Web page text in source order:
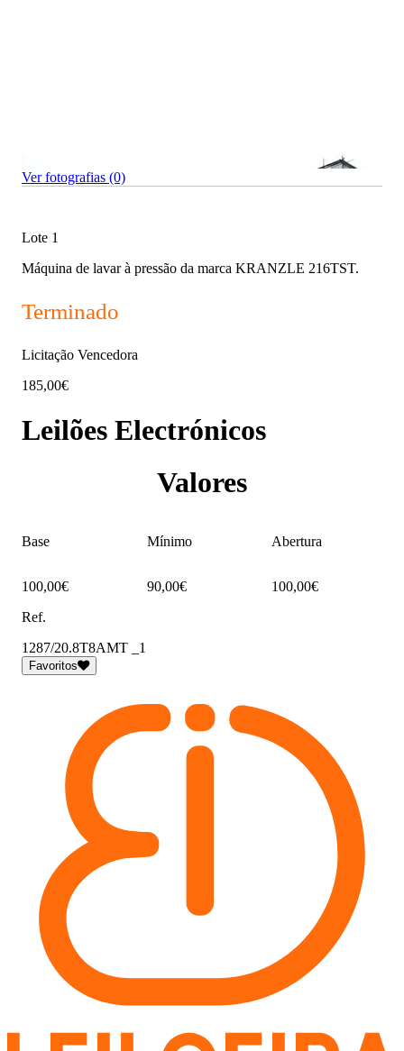
Ver fotografias (0)
Lote 1
Máquina de lavar à pressão da marca KRANZLE 216TST.
Terminado
Licitação Vencedora
185,00€
Leilões Electrónicos
Valores
Base Mínimo Abertura
100,00€ 90,00€
100,00€
Ref.
1287/20.8T8AMT _1
Favoritos